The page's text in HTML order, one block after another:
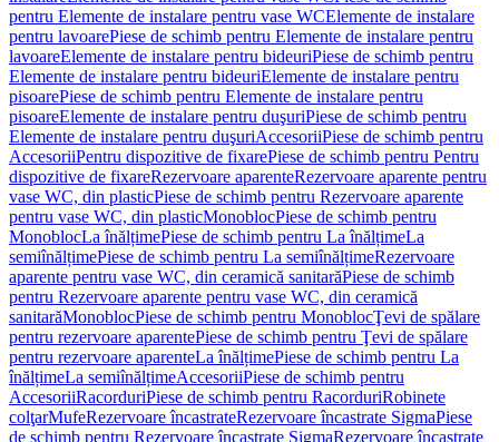
pentru Elemente de instalare pentru vase WCElemente de instalare
pentru lavoarePiese de schimb pentru Elemente de instalare pentru
lavoareElemente de instalare pentru bideuriPiese de schimb pentru
Elemente de instalare pentru bideuriElemente de instalare pentru
pisoarePiese de schimb pentru Elemente de instalare pentru
pisoareElemente de instalare pentru duşuriPiese de schimb pentru
Elemente de instalare pentru duşuriAccesoriiPiese de schimb pentru
AccesoriiPentru dispozitive de fixarePiese de schimb pentru Pentru
dispozitive de fixareRezervoare aparenteRezervoare aparente pentru
vase WC, din plasticPiese de schimb pentru Rezervoare aparente
pentru vase WC, din plasticMonoblocPiese de schimb pentru
MonoblocLa înălțimePiese de schimb pentru La înălțimeLa
semiînălțimePiese de schimb pentru La semiînălțimeRezervoare
aparente pentru vase WC, din ceramică sanitarăPiese de schimb
pentru Rezervoare aparente pentru vase WC, din ceramică
sanitarăMonoblocPiese de schimb pentru MonoblocŢevi de spălare
pentru rezervoare aparentePiese de schimb pentru Ţevi de spălare
pentru rezervoare aparenteLa înălțimePiese de schimb pentru La
înălțimeLa semiînălțimeAccesoriiPiese de schimb pentru
AccesoriiRacorduriPiese de schimb pentru RacorduriRobinete
colţarMufeRezervoare încastrateRezervoare încastrate SigmaPiese
de schimb pentru Rezervoare încastrate SigmaRezervoare încastrate